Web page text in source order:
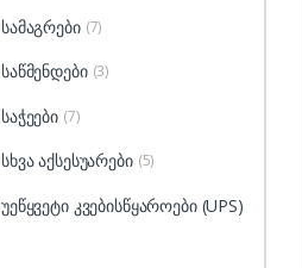
სამაგრები (7)
საწმენდები (3)
საჭეები (7)
სხვა აქსესუარები (5)
უეწყვეტი კვებისწყაროები (UPS)